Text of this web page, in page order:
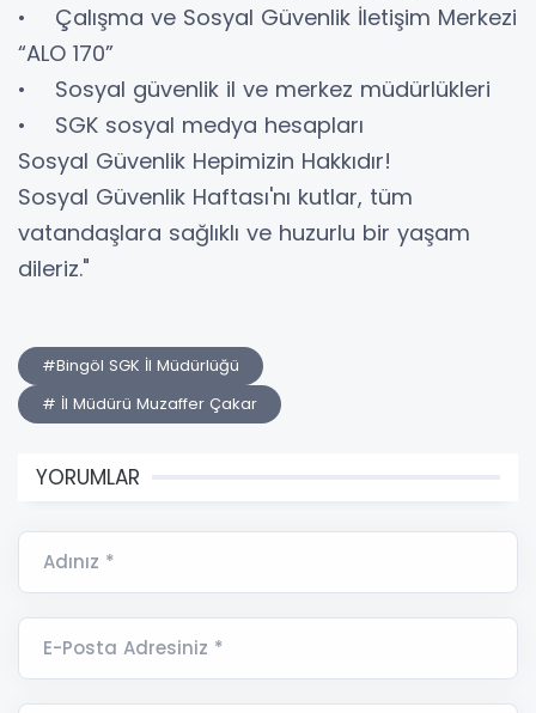
• Çalışma ve Sosyal Güvenlik İletişim Merkezi
“ALO 170”
• Sosyal güvenlik il ve merkez müdürlükleri
• SGK sosyal medya hesapları
Sosyal Güvenlik Hepimizin Hakkıdır!
Sosyal Güvenlik Haftası'nı kutlar, tüm
vatandaşlara sağlıklı ve huzurlu bir yaşam
dileriz."
#Bingöl SGK İl Müdürlüğü
# İl Müdürü Muzaffer Çakar
YORUMLAR
Adınız *
E-Posta Adresiniz *